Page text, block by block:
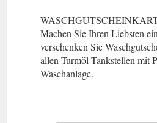
Machen Sie Ihren Liebsten
verschenken Sie
allen Turmöl Tankstellen mit
Waschanlage.